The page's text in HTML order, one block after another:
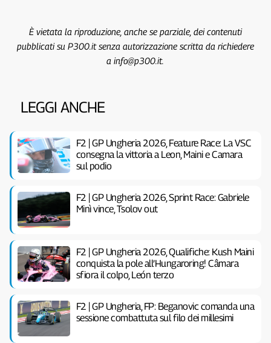
È vietata la riproduzione, anche se parziale, dei contenuti
pubblicati su P300.it senza autorizzazione scritta da richiedere
a info@p300.it.
LEGGI ANCHE
F2 | GP Ungheria 2026, Feature Race: La VSC
consegna la vittoria a Leon, Maini e Camara
sul podio
F2 | GP Ungheria 2026, Sprint Race: Gabriele
Minì vince, Tsolov out
F2 | GP Ungheria 2026, Qualifiche: Kush Maini
conquista la pole all’Hungaroring! Câmara
sfiora il colpo, León terzo
F2 | GP Ungheria, FP: Beganovic comanda una
sessione combattuta sul filo dei millesimi